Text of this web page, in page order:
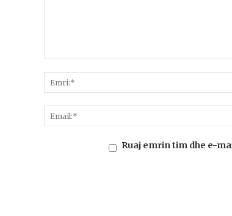
Ruaj emrin tim dhe e-